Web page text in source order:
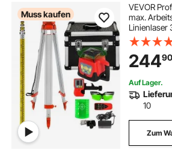
Muss kaufen
VEVOR
max.
Linienlaser
staubdicht
Arbeitszeit
Herrscher
24490
Auf Lager.
10
Zum